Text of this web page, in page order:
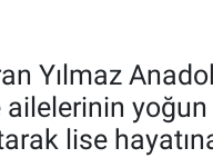
Yılmaz
yoğun
lise